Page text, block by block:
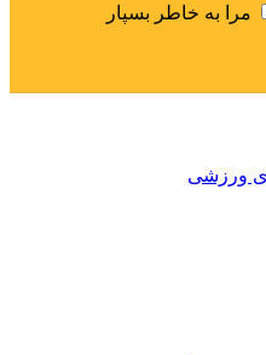
مرا به خاطر بسپار
ورزشی